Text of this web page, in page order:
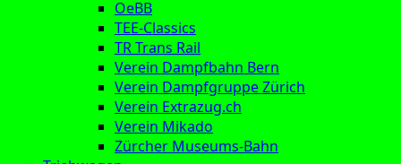
OeBB
TEE-Classics
TR Trans Rail
Verein Dampfbahn Bern
Verein Dampfgruppe Zürich
Verein Extrazug.ch
Verein Mikado
Zürcher Museums-Bahn